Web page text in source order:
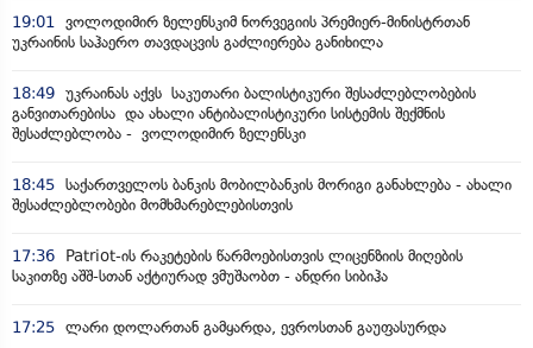
19:01
ვოლოდიმირ ზელენსკიმ ნორვეგიის პრემიერ-მინისტრთან
უკრაინის საჰაერო თავდაცვის გაძლიერება განიხილა
18:49 უკრაინას აქვს საკუთარი ბალისტიკური შესაძლებლობების
განვითარებისა და ახალი ანტიბალისტიკური სისტემის შექმნის
შესაძლებლობა - ვოლოდიმირ ზელენსკი
18:45 საქართველოს ბანკის მობილბანკის მორიგი განახლება - ახალი
შესაძლებლობები მომხმარებლებისთვის
17:36
Patriot-ის რაკეტების წარმოებისთვის ლიცენზიის მიღების
საკითზე აშშ-სთან აქტიურად ვმუშაობთ - ანდრი სიბიჰა
17:25 ლარი დოლართან გამყარდა, ევროსთან გაუფასურდა